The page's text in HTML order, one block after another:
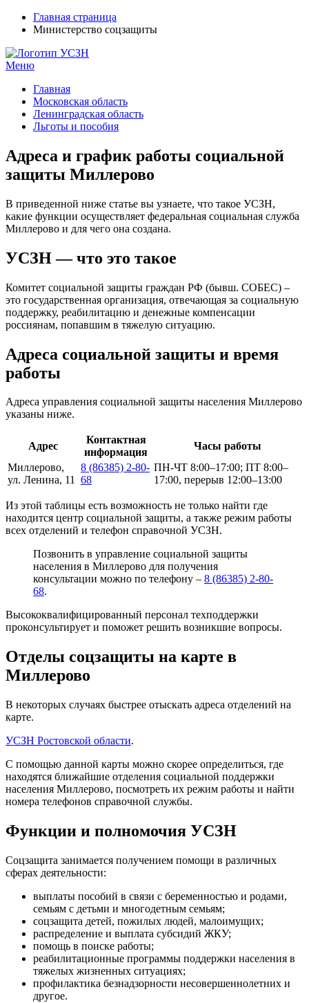
Главная страница
Министерство соцзащиты
Меню
Главная
Московская область
Ленинградская область
Льготы и пособия
Адреса и график работы социальной
защиты Миллерово
В приведенной ниже статье вы узнаете, что такое УСЗН,
какие функции осуществляет федеральная социальная служба
Миллерово и для чего она создана.
УСЗН — что это такое
Комитет социальной защиты граждан РФ (бывш. СОБЕС) –
это государственная организация, отвечающая за социальную
поддержку, реабилитацию и денежные компенсации
россиянам, попавшим в тяжелую ситуацию.
Адреса социальной защиты и время
работы
Адреса управления социальной защиты населения Миллерово
указаны ниже.
Адрес
Контактная
информация
Часы работы
Миллерово,
ул. Ленина, 11
8 (86385) 2-80-
68
ПН-ЧТ 8:00–17:00; ПТ 8:00–
17:00, перерыв 12:00–13:00
Из этой таблицы есть возможность не только найти где
находится центр социальной защиты, а также режим работы
всех отделений и телефон справочной УСЗН.
Позвонить в управление социальной защиты
населения в Миллерово для получения
консультации можно по телефону – 8 (86385) 2-80-
68.
Высококвалифицированный персонал техподдержки
проконсультирует и поможет решить возникшие вопросы.
Отделы соцзащиты на карте в
Миллерово
В некоторых случаях быстрее отыскать адреса отделений на
карте.
УСЗН Ростовской области.
С помощью данной карты можно скорее определиться, где
находятся ближайшие отделения социальной поддержки
населения Миллерово, посмотреть их режим работы и найти
номера телефонов справочной службы.
Функции и полномочия УСЗН
Соцзащита занимается получением помощи в различных
сферах деятельности:
выплаты пособий в связи с беременностью и родами,
семьям с детьми и многодетным семьям;
соцзащита детей, пожилых людей, малоимущих;
распределение и выплата субсидий ЖКУ;
помощь в поиске работы;
реабилитационные программы поддержки населения в
тяжелых жизненных ситуациях;
профилактика безнадзорности несовершеннолетних и
другое.